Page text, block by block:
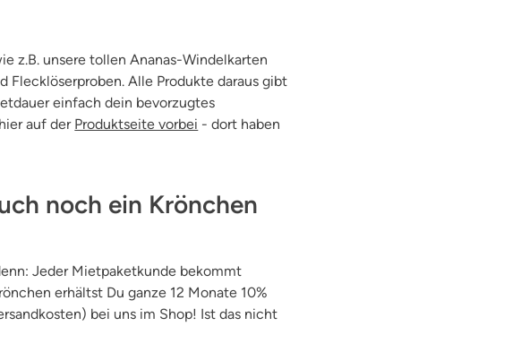
z.B. unsere tollen Ananas-Windelkarten
Alle Produkte daraus gibt
einfach dein bevorzugtes
auf der Produktseite vorbei - dort haben
noch ein Krönchen
Jeder Mietpaketkunde bekommt
erhältst Du ganze 12 Monate 10%
bei uns im Shop! Ist das nicht